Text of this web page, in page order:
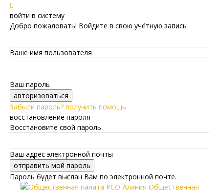
войти в систему
Добро пожаловать! Войдите в свою учётную запись
Ваше имя пользователя
Ваш пароль
Забыли пароль? получить помощь
восстановление пароля
Восстановите свой пароль
Ваш адрес электронной почты
Пароль будет выслан Вам по электронной почте.
Общественная